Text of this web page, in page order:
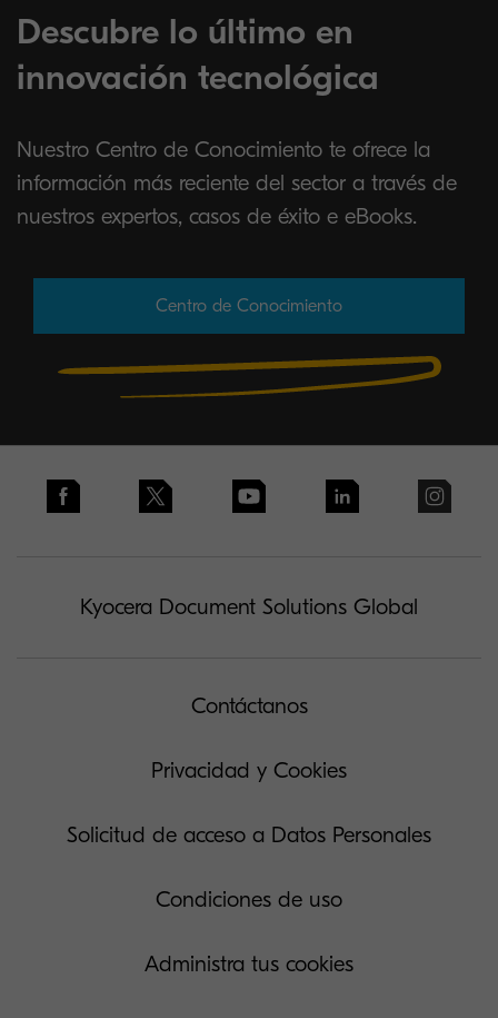
Descubre lo último en
innovación tecnológica
Nuestro Centro de Conocimiento te ofrece la
información más reciente del sector a través de
nuestros expertos, casos de éxito e eBooks.
Centro de Conocimiento
Kyocera Document Solutions Global
Contáctanos
Privacidad y Cookies
Solicitud de acceso a Datos Personales
Condiciones de uso
Administra tus cookies